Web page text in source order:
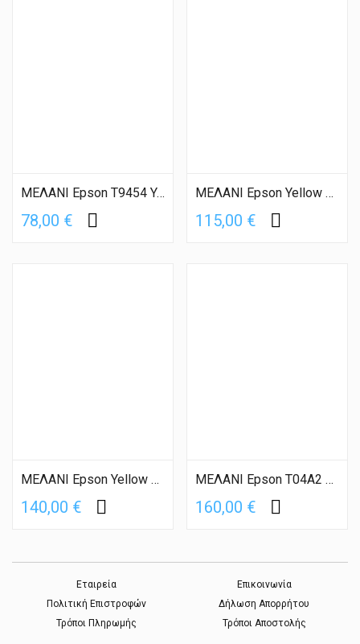
ΜΕΛΑΝΙ Epson T9454 Yelllow XL
78,00 €
ΜΕΛΑΝΙ Epson Yellow T9074 XXL
115,00 €
ΜΕΛΑΝΙ Epson Yellow T7544 XXL
140,00 €
ΜΕΛΑΝΙ Epson T04A2 Yellow XXL
160,00 €
Εταιρεία
Επικοινωνία
Πολιτική Επιστροφών
Δήλωση Απορρήτου
Τρόποι Πληρωμής
Τρόποι Αποστολής